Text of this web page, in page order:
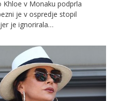
Khloe v Monaku podprla
je v ospredje stopil
je ignorirala